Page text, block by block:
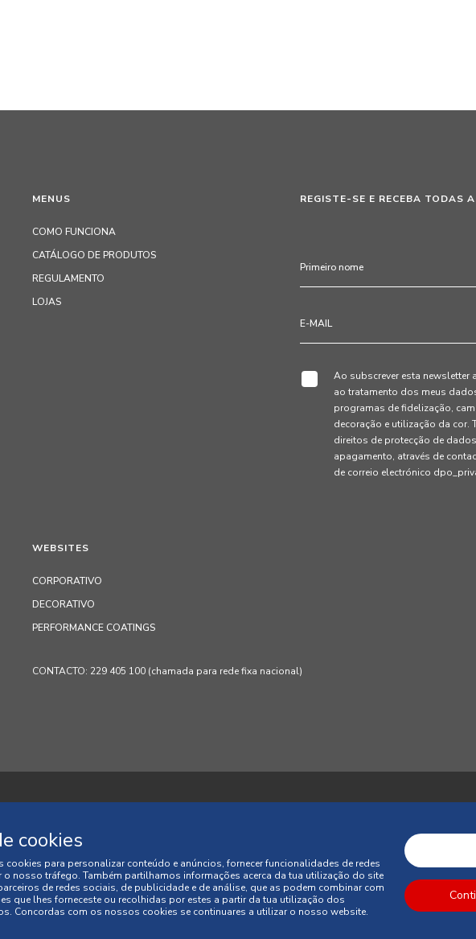
MENUS
COMO FUNCIONA
CATÁLOGO DE PRODUTOS
REGULAMENTO
LOJAS
REGISTE-SE E RECEBA TODAS
Ao subscrever esta newsletter
ao tratamento dos meus
programas de fidelização,
decoração e utilização da cor.
direitos de protecção de
apagamento, através de
de correio electrónico
WEBSITES
CORPORATIVO
DECORATIVO
PERFORMANCE COATINGS
CONTACTO: 229 405 100 (chamada para rede fixa nacional)
Termos e Condições Política de Privacidade Política de Cookies
Litígios de Consumo Condições Gerais de Venda
cookies
cookies para personalizar conteúdo e anúncios, fornecer funcionalidades de redes
o nosso tráfego. Também partilhamos informações acerca da tua utilização do site
de redes sociais, de publicidade e de análise, que as podem combinar com
que lhes forneceste ou recolhidas por estes a partir da tua utilização dos
Concordas com os nossos cookies se continuares a utilizar o nosso website.